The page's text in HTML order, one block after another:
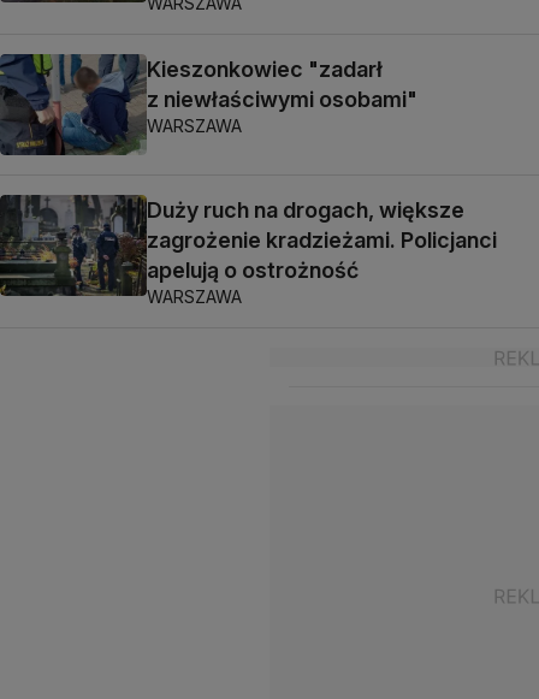
Kieszonkowiec "zadarł
z niewłaściwymi osobami"
WARSZAWA
Duży ruch na drogach, większe
zagrożenie kradzieżami. Policjanci
apelują o ostrożność
WARSZAWA